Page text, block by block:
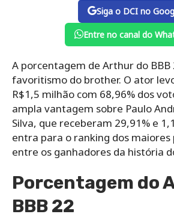
Siga o DCI no
Entre no canal do
A porcentagem de Arthur do
favoritismo do brother. O ator
R$1,5 milhão com 68,96% dos
ampla vantagem sobre Paulo
Silva, que receberam 29,91% e
entra para o ranking dos
entre os ganhadores da história
Porcentagem do
BBB 22